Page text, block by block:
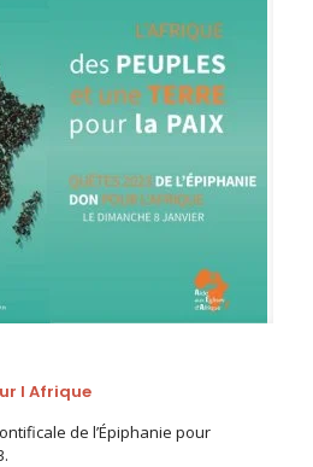
l Afrique
de l’Épiphanie pour